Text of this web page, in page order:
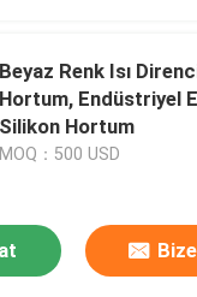
Beyaz Renk Isı
Hortum, Endüstriyel
Silikon Hortum
MOQ：500 USD